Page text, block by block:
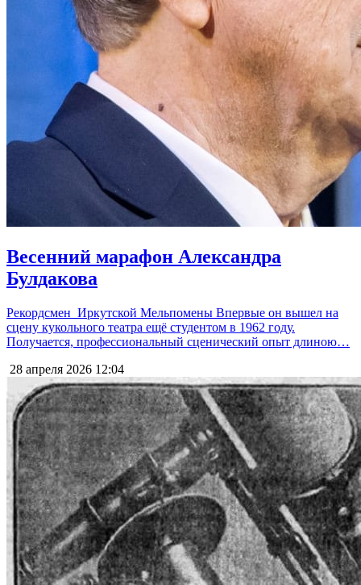
Весенний марафон Александра
Булдакова
Рекордсмен Иркутской Мельпомены Впервые он вышел на
сцену кукольного театра ещё студентом в 1962 году.
Получается, профессиональный сценический опыт длиною…
28 апреля 2026 12:04